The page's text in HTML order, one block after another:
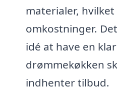
materialer,
omkostninger.
idé at have en
drømmekøkken
indhenter tilbud.